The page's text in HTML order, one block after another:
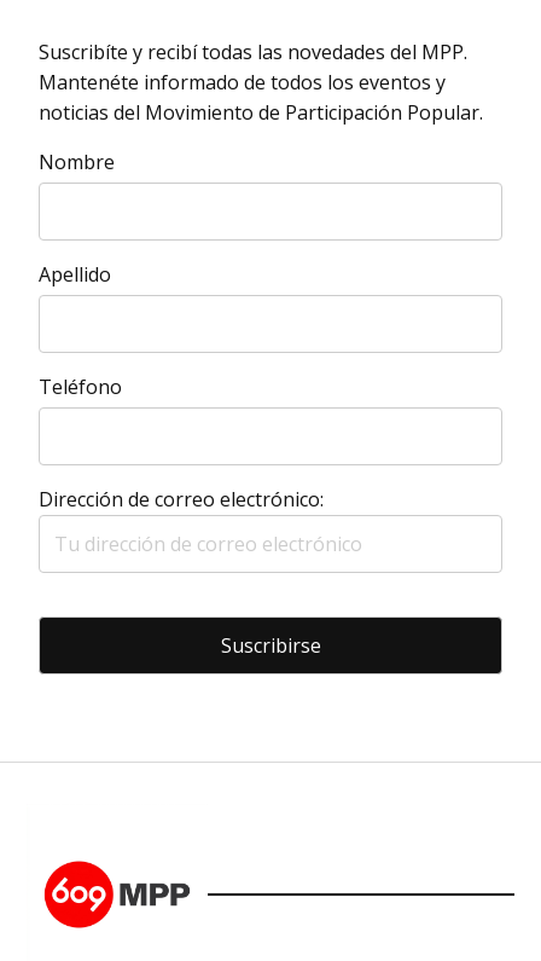
Suscribíte y recibí todas las novedades del MPP.
Mantenéte informado de todos los eventos y
noticias del Movimiento de Participación Popular.
Nombre
Apellido
Teléfono
Dirección de correo electrónico: